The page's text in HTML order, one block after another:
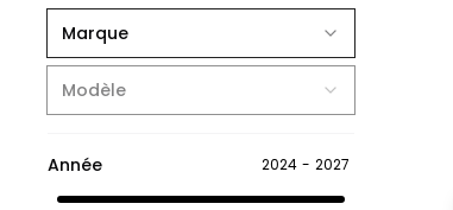
Marque
Modèle
Année 2024 - 2027